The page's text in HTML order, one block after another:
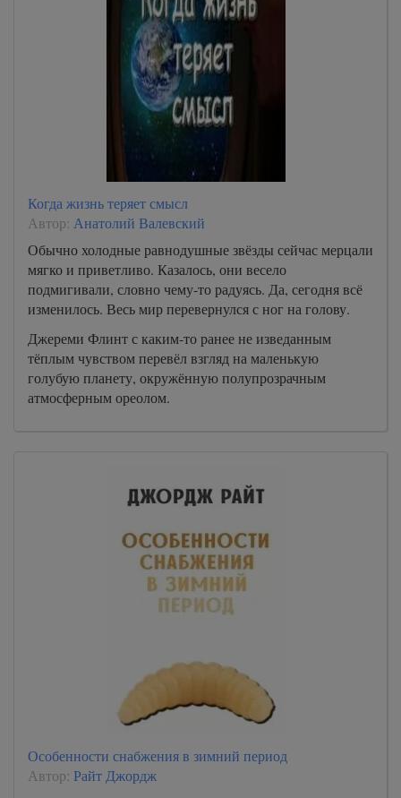
Когда жизнь теряет смысл
Автор: Анатолий Валевский
Обычно холодные равнодушные звёзды сейчас мерцали
мягко и приветливо. Казалось, они весело
подмигивали, словно чему-то радуясь. Да, сегодня всё
изменилось. Весь мир перевернулся с ног на голову.
Джереми Флинт с каким-то ранее не изведанным
тёплым чувством перевёл взгляд на маленькую
голубую планету, окружённую полупрозрачным
атмосферным ореолом.
Особенности снабжения в зимний период
Автор: Райт Джордж